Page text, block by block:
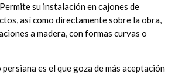
su instalación en cajones de
así como directamente sobre la obra,
a madera, con formas curvas o
es el que goza de más aceptación